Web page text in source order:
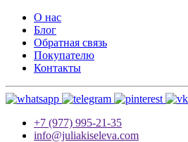
О нас
Блог
Обратная связь
Покупателю
Контакты
+7 (977) 995-21-35
info@juliakiseleva.com